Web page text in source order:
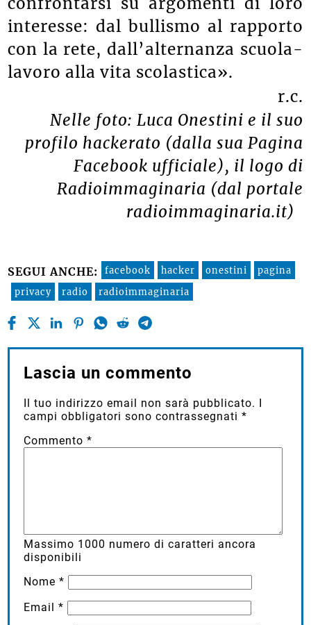
interesse: dal bullismo al rapporto
con la rete, dall’alternanza scuola-
lavoro alla vita scolastica».
r.c.
Nelle foto: Luca Onestini e il suo
profilo hackerato (dalla sua Pagina
Facebook ufficiale), il logo di
Radioimmaginaria (dal portale
radioimmaginaria.it)
SEGUI ANCHE: facebook hacker onestini
pagina
privacy
radio radioimmaginaria
Lascia un commento
Il tuo indirizzo email non sarà pubblicato. I
campi obbligatori sono contrassegnati*
Commento*
Massimo 1000 numero di caratteri ancora
disponibili
Nome*
Email*